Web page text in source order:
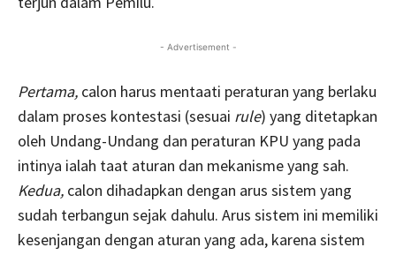
- Advertisement -
Pertama, calon harus mentaati peraturan yang berlaku
dalam proses kontestasi (sesuai rule) yang ditetapkan
oleh Undang-Undang dan peraturan KPU yang pada
intinya ialah taat aturan dan mekanisme yang sah.
Kedua, calon dihadapkan dengan arus sistem yang
sudah terbangun sejak dahulu. Arus sistem ini memiliki
kesenjangan dengan aturan yang ada, karena sistem